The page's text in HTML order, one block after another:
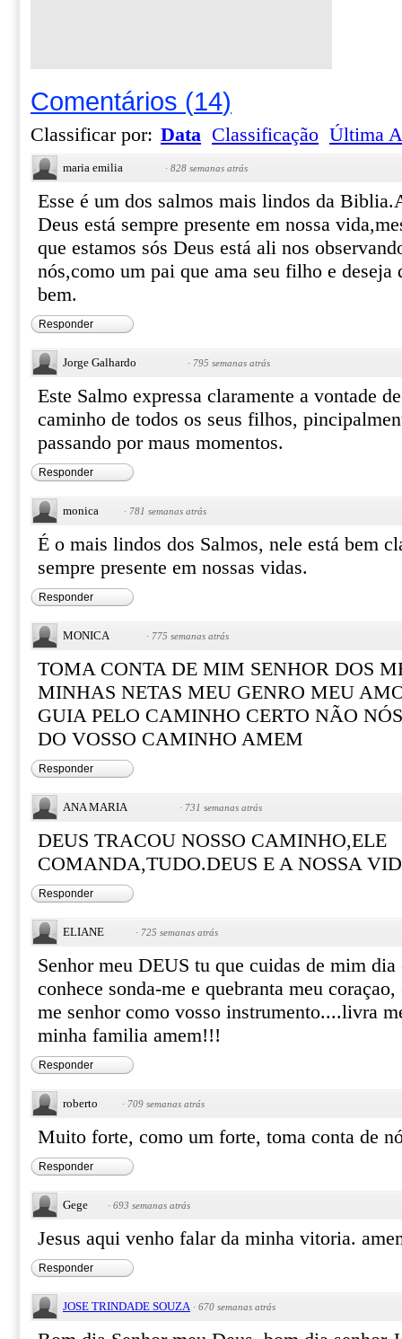
Comentários (14)
Classificar por: Data Classificação Última
maria emilia · 828 semanas atrás
Esse é um dos salmos mais lindos da
Deus está sempre presente em nossa
que estamos sós Deus está ali nos
nós,como um pai que ama seu filho e deseja
bem.
Responder
Jorge Galhardo · 795 semanas atrás
Este Salmo expressa claramente a vontade
caminho de todos os seus filhos,
passando por maus momentos.
Responder
monica · 781 semanas atrás
É o mais lindos dos Salmos, nele está bem
sempre presente em nossas vidas.
Responder
MONICA · 775 semanas atrás
TOMA CONTA DE MIM SENHOR DOS
MINHAS NETAS MEU GENRO MEU
GUIA PELO CAMINHO CERTO NÃO
DO VOSSO CAMINHO AMEM
Responder
ANA MARIA · 731 semanas atrás
DEUS TRACOU NOSSO CAMINHO,ELE
COMANDA,TUDO.DEUS E A NOSSA
Responder
ELIANE · 725 semanas atrás
Senhor meu DEUS tu que cuidas de mim
conhece sonda-me e quebranta meu
me senhor como vosso instrumento....livra
minha familia amem!!!
Responder
roberto · 709 semanas atrás
Muito forte, como um forte, toma conta de
Responder
Gege · 693 semanas atrás
Jesus aqui venho falar da minha vitoria.
Responder
JOSE TRINDADE SOUZA · 670 semanas atrás